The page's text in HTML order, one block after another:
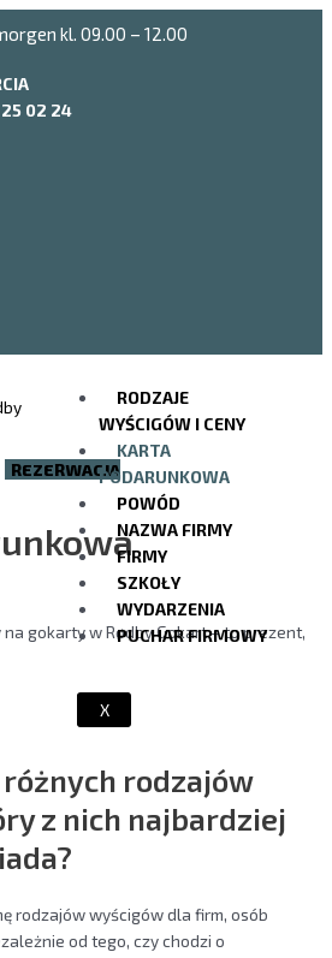
kl. 09.00 – 12.00
25 02 24
RODZAJE
WYŚCIGÓW I CENY
KARTA
PODARUNKOWA
POWÓD
NAZWA FIRMY
FIRMY
SZKOŁY
WYDARZENIA
PUCHAR FIRMOWY
X
REZERWACJA
gokarty w Rødby Gokart – to prezent,
rodzajów
z nich najbardziej
rodzajów wyścigów dla firm, osób
od tego, czy chodzi o